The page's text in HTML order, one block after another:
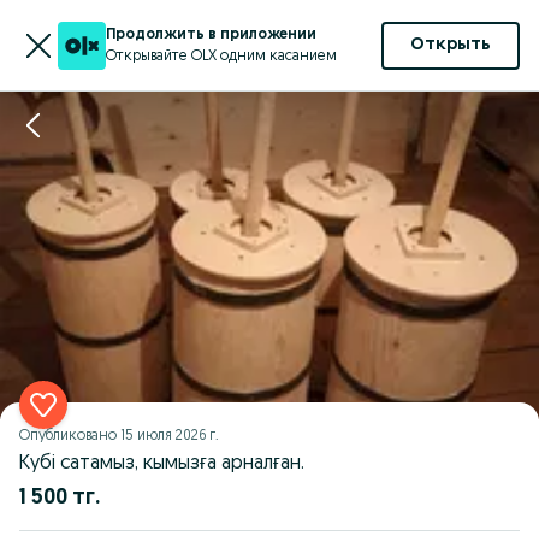
Продолжить в приложении
Открывайте OLX одним касанием
Открыть
Опубликовано 15 июля 2026 г.
Кубі сатамыз, кымызға арналған.
1 500 тг.